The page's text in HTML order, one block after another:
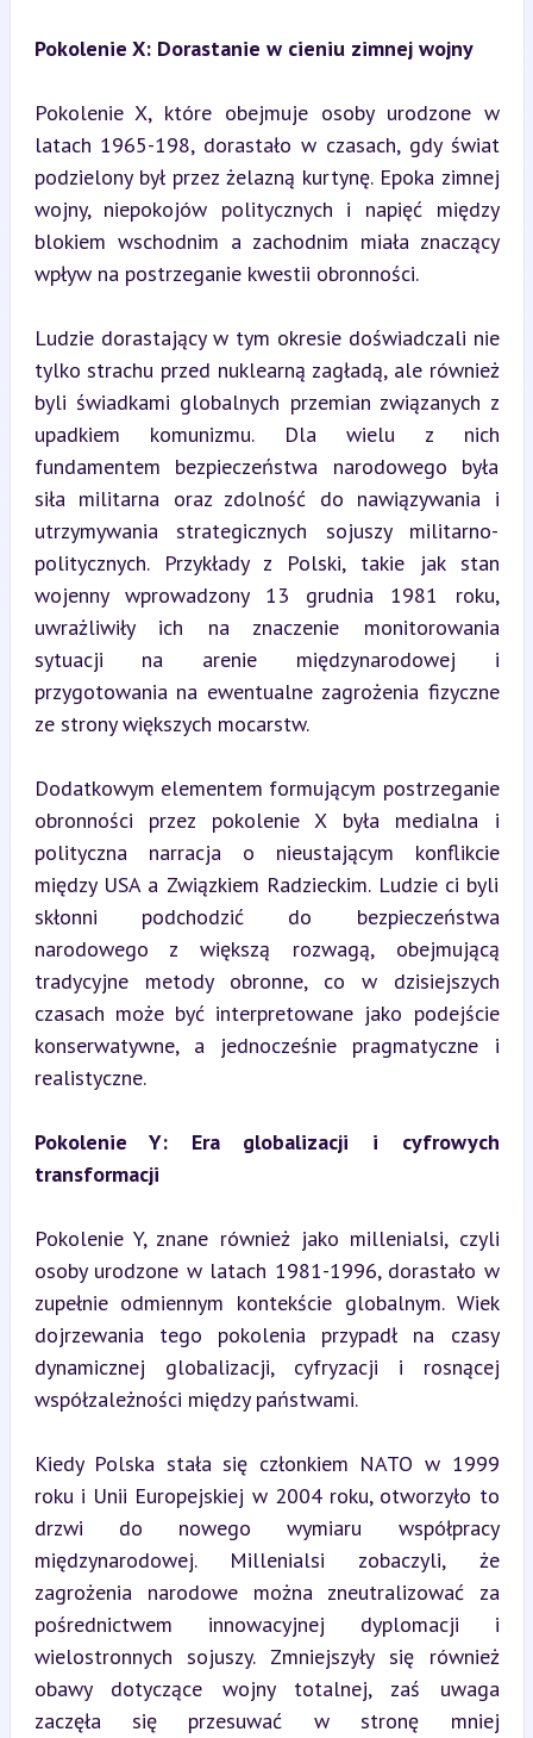
Pokolenie X: Dorastanie w cieniu zimnej wojny
Pokolenie X, które obejmuje osoby urodzone w
latach 1965-198, dorastało w czasach, gdy świat
podzielony był przez żelazną kurtynę. Epoka zimnej
wojny, niepokojów politycznych i napięć między
blokiem wschodnim a zachodnim miała znaczący
wpływ na postrzeganie kwestii obronności.
Ludzie dorastający w tym okresie doświadczali nie
tylko strachu przed nuklearną zagładą, ale również
byli świadkami globalnych przemian związanych z
upadkiem komunizmu. Dla wielu z nich
fundamentem bezpieczeństwa narodowego była
siła militarna oraz zdolność do nawiązywania i
utrzymywania strategicznych sojuszy militarno-
politycznych. Przykłady z Polski, takie jak stan
wojenny wprowadzony 13 grudnia 1981 roku,
uwrażliwiły ich na znaczenie monitorowania
sytuacji na arenie międzynarodowej i
przygotowania na ewentualne zagrożenia fizyczne
ze strony większych mocarstw.
Dodatkowym elementem formującym postrzeganie
obronności przez pokolenie X była medialna i
polityczna narracja o nieustającym konflikcie
między USA a Związkiem Radzieckim. Ludzie ci byli
skłonni podchodzić do bezpieczeństwa
narodowego z większą rozwagą, obejmującą
tradycyjne metody obronne, co w dzisiejszych
czasach może być interpretowane jako podejście
konserwatywne, a jednocześnie pragmatyczne i
realistyczne.
Pokolenie Y: Era globalizacji i cyfrowych
transformacji
Pokolenie Y, znane również jako millenialsi, czyli
osoby urodzone w latach 1981-1996, dorastało w
zupełnie odmiennym kontekście globalnym. Wiek
dojrzewania tego pokolenia przypadł na czasy
dynamicznej globalizacji, cyfryzacji i rosnącej
współzależności między państwami.
Kiedy Polska stała się członkiem NATO w 1999
roku i Unii Europejskiej w 2004 roku, otworzyło to
drzwi do nowego wymiaru współpracy
międzynarodowej. Millenialsi zobaczyli, że
zagrożenia narodowe można zneutralizować za
pośrednictwem innowacyjnej dyplomacji i
wielostronnych sojuszy. Zmniejszyły się również
obawy dotyczące wojny totalnej, zaś uwaga
zaczęła się przesuwać w stronę mniej